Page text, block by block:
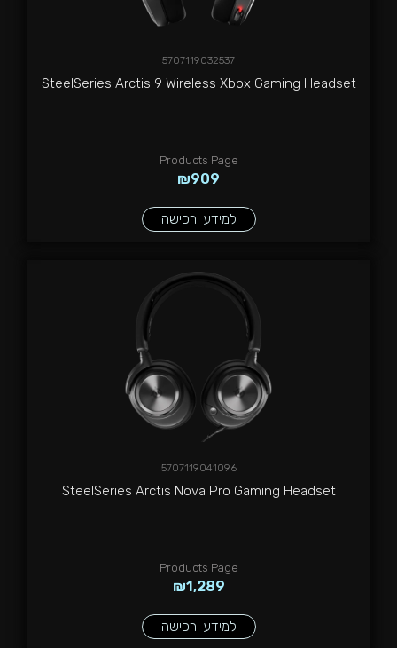
5707119032537
SteelSeries Arctis 9 Wireless Xbox Gaming Headset
₪909
Products Page
למידע ורכישה
5707119041096
SteelSeries Arctis Nova Pro Gaming Headset
₪1,289
Products Page
למידע ורכישה